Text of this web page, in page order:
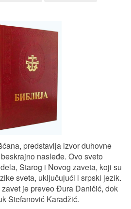
predstavlja izvor duhovne
nasleđe. Ovo sveto
Starog i Novog zaveta, koji su
sveta, uključujući i srpski jezik.
je preveo Đura Daničić, dok
Stefanović Karadžić.